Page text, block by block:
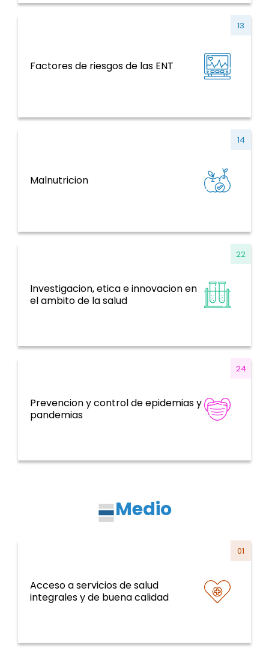
Factores de riesgos de las ENT
13
ENT y factores de riesgo, salud mental,
violencia y traumatismo
Malnutricion
14
ENT y factores de riesgo, salud mental,
violencia y traumatismo
Investigacion, etica e innovacion en
el ambito de la salud
22
Sistemas de información, evidencia e
investigación
Prevencion y control de epidemias y
pandemias
24
Emergencias de salud
Medio
Acceso a servicios de salud
integrales y de buena calidad
01
Sistemas y servicios de salud y curso de la
vida